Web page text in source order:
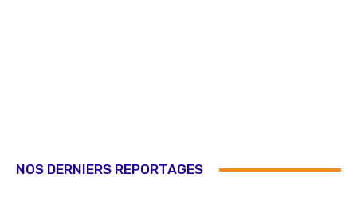
NOS DERNIERS REPORTAGES